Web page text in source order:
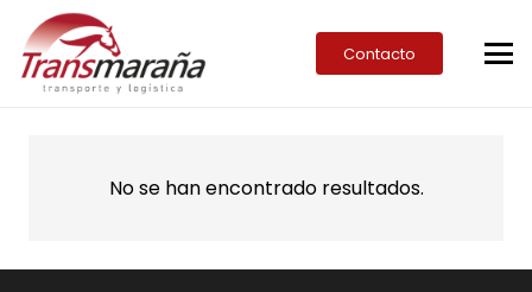
Contacto
No se han encontrado resultados.